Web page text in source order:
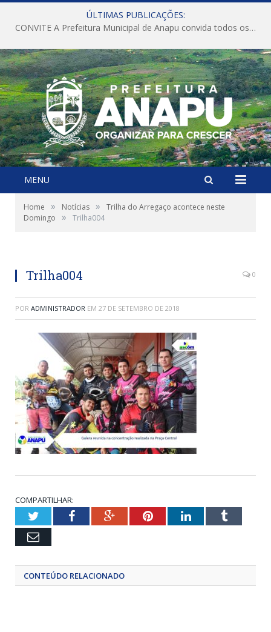
ÚLTIMAS PUBLICAÇÕES:
CONVITE A Prefeitura Municipal de Anapu convida todos os servidores públicos municipais para participarem da Audiência Pública de discussão da Lei de Diretrizes Orçamentárias (LDO), importante instrumento de planejamento das ações e investimentos da Administração Pública para o próximo exercício financeiro.
MENU
Home » Notícias »
Trilha do Arregaço acontece neste
Domingo
» Trilha004
Trilha004 0
POR ADMINISTRADOR EM 27 DE SETEMBRO DE 2018
COMPARTILHAR:
TwitterFacebookGoogle+PinterestLinkedInTumblr
Email
CONTEÚDO RELACIONADO